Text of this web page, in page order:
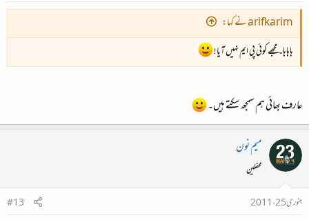
arifkarim نے کہا:
ہاہاہا۔ مجھے کوئی پی ایم نہیں آیا!
عارف بھائی ہم سمجھ سکتے ہیں۔
میم نون
محفلین
جنوری 25، 2011
#13